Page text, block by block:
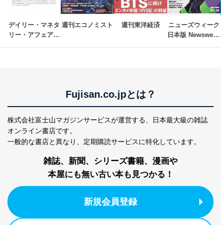
No
個人情報の種類 利用目的
当社の定期購読サ
商品代金回収のため
ｅメール等による商品、サービ
ス、キャンペーン等の広告の案内
応じた新商品・サービスに関する
広告のため
2 いただいた方の個
人情報
処、オペレーター教育など応対品
当社カスタマーQ＆
Aサービス利用者
カスタマーQ＆Aサイトの投稿内容
ｅメール等によるカスタマーQ＆A
サイトのサービス内容のご案内の
ため
ｅメール等による商品、サービ
ス、キャンペーン等の広告に関す
るご案内のため
4
採用選考、ご連絡のため
デイリー・マネタ
リー・アフェアー
週刊エコノミスト 週刊東洋経済
ニューズウィーク
日本版 Newsweek
Fujisan.co.jpとは？
株式会社富士山マガジンサービスが運営する、
日本最大級の雑誌
オンライン書店です。
一般的な書店と異なり、 定期購読サービスに特化しています。
雑誌、新聞、シリーズ書籍、漫画や
本屋にも無い古い本も見つかる！
新規会員登録